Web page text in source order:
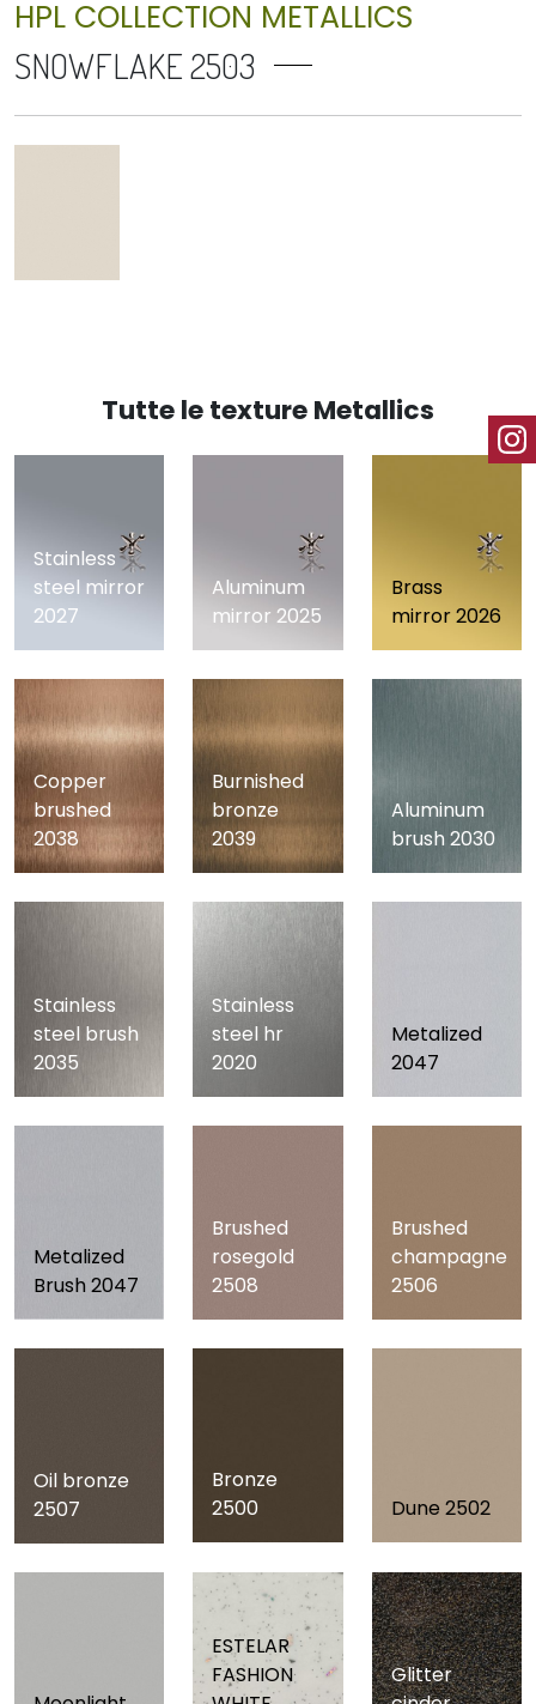
HPL COLLECTION METALLICS
SNOWFLAKE 2503
Tutte le texture Metallics
Stainless
steel mirror
2027
Aluminum
mirror 2025
Brass
mirror 2026
Copper
brushed
2038
Burnished
bronze
2039
Aluminum
brush 2030
Stainless
steel brush
2035
Stainless
steel hr
2020
Metalized
2047
Metalized
Brush 2047
Brushed
rosegold
2508
Brushed
champagne
2506
Oil bronze
2507
Bronze
2500
Dune 2502
ESTELAR
FASHION
Glitter